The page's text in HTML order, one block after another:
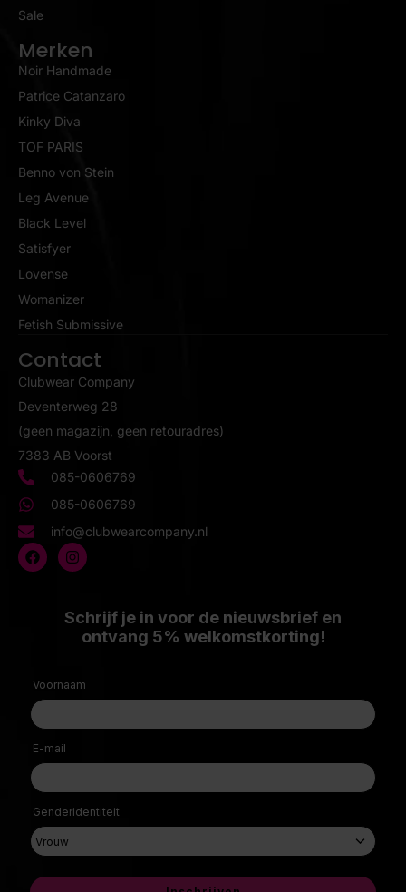
Sale
Merken
Noir Handmade
Patrice Catanzaro
Kinky Diva
TOF PARIS
Benno von Stein
Leg Avenue
Black Level
Satisfyer
Lovense
Womanizer
Fetish Submissive
Contact
Clubwear Company
Deventerweg 28
(geen magazijn, geen retouradres)
7383 AB Voorst
085-0606769
085-0606769
info@clubwearcompany.nl